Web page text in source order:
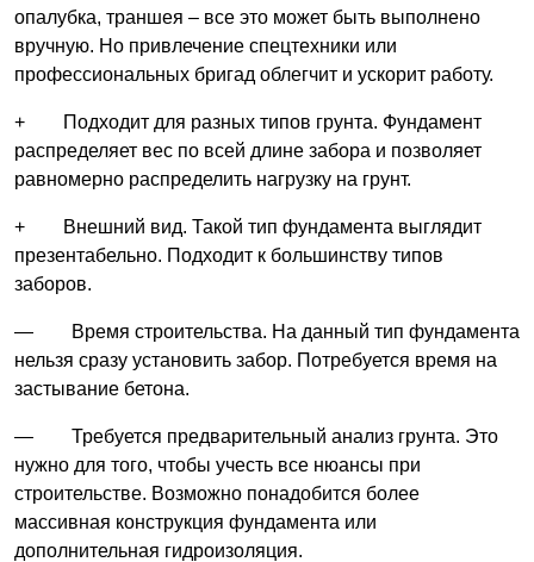
опалубка, траншея – все это может быть выполнено
вручную. Но привлечение спецтехники или
профессиональных бригад облегчит и ускорит работу.
+ Подходит для разных типов грунта. Фундамент
распределяет вес по всей длине забора и позволяет
равномерно распределить нагрузку на грунт.
+ Внешний вид. Такой тип фундамента выглядит
презентабельно. Подходит к большинству типов
заборов.
— Время строительства. На данный тип фундамента
нельзя сразу установить забор. Потребуется время на
застывание бетона.
— Требуется предварительный анализ грунта. Это
нужно для того, чтобы учесть все нюансы при
строительстве. Возможно понадобится более
массивная конструкция фундамента или
дополнительная гидроизоляция.